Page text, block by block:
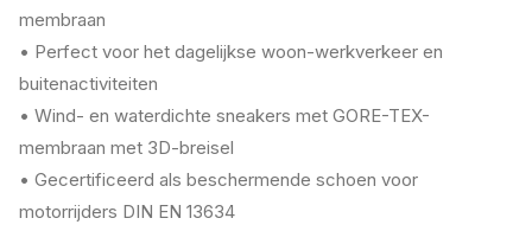
membraan
• Perfect voor het dagelijkse woon-werkverkeer en
buitenactiviteiten
• Wind- en waterdichte sneakers met GORE-TEX-
membraan met 3D-breisel
• Gecertificeerd als beschermende schoen voor
motorrijders DIN EN 13634